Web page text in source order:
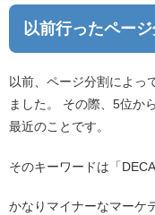
以前行ったペー
以前、ページ分割によっ
ました。 その際、5位か
最近のことです。
そのキーワードは「
かなりマイナーなマーケ